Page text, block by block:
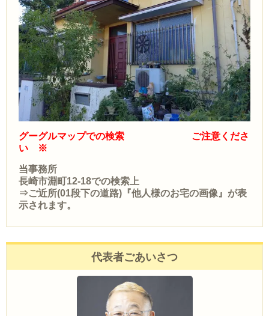
グーグルマップでの検索 ご注意くださ
い ※
当事務所
長崎市淵町12-18での検索上
⇒ご近所(01段下の道路)『他人様のお宅の画像』が表
示されます。
代表者ごあいさつ